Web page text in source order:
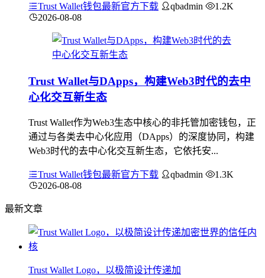
Trust Wallet钱包最新官方下载 qbadmin
1.2K
2026-08-08
Trust Wallet与DApps，构建Web3时代的去中
心化交互新生态
Trust Wallet作为Web3生态中核心的非托管加密钱包，正
通过与各类去中心化应用（DApps）的深度协同，构建
Web3时代的去中心化交互新生态，它依托安...
Trust Wallet钱包最新官方下载 qbadmin
1.3K
2026-08-08
最新文章
Trust Wallet Logo，以极简设计传递加